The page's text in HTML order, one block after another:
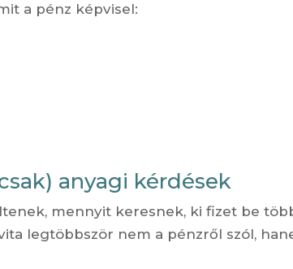
a pénz képvisel:
anyagi kérdések
mennyit keresnek, ki fizet be
legtöbbször nem a pénzről szól,